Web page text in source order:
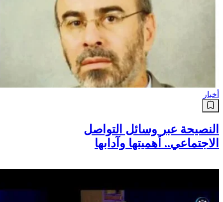
أخبار
النصيحة عبر وسائل التواصل
الاجتماعي.. أهميتها وآدابها